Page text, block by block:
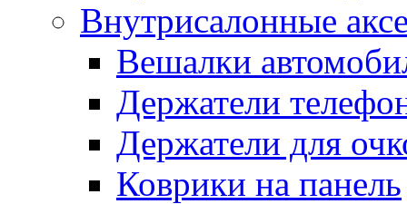
Внутрисалонные
Вешалки
Держатели
Держатели для
Коврики на панель